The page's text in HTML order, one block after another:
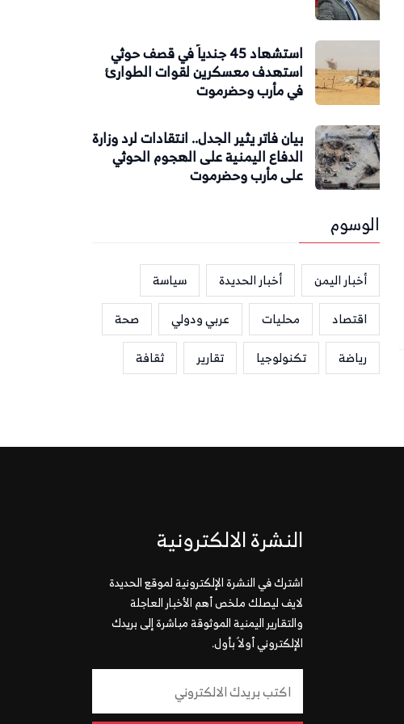
استشهاد 45 جندياً في قصف حوثي
استهدف معسكرين لقوات الطوارئ
في مأرب وحضرموت
بيان فاتر يثير الجدل.. انتقادات لرد وزارة
الدفاع اليمنية على الهجوم الحوثي
على مأرب وحضرموت
الوسوم
أخبار اليمن أخبار الحديدة
سياسة
اقتصاد
محليات عربي ودولي
صحة
رياضة
تكنولوجيا تقارير ثقافة
النشرة الالكترونية
اشترك في النشرة الإلكترونية لموقع الحديدة
لايف ليصلك ملخص أهم الأخبار العاجلة
والتقارير اليمنية الموثوقة مباشرة إلى بريدك
الإلكتروني أولاً بأول.